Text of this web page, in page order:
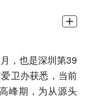
，也是深圳第39
卫办获悉，当前
峰期，为从源头